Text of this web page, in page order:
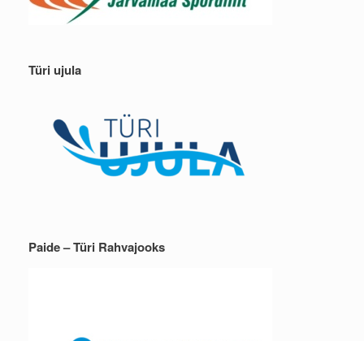
Türi ujula
Paide – Türi Rahvajooks